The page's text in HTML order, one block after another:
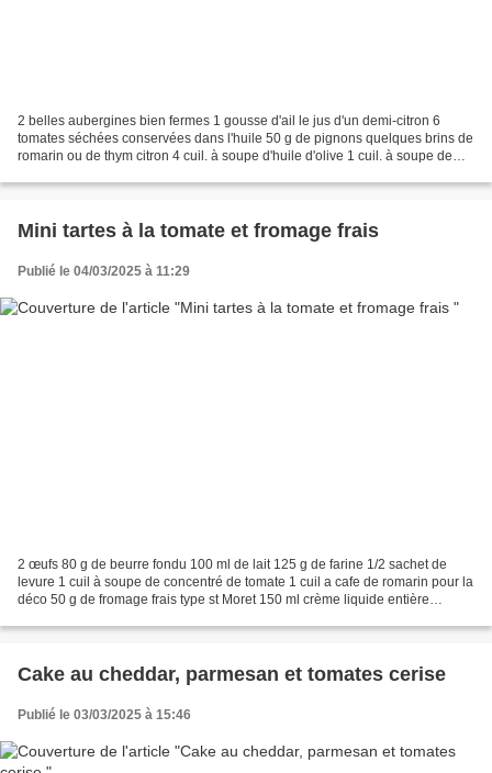
2 belles aubergines bien fermes 1 gousse d'ail le jus d'un demi-citron 6
tomates séchées conservées dans l'huile 50 g de pignons quelques brins de
romarin ou de thym citron 4 cuil. à soupe d'huile d'olive 1 cuil. à soupe de
Mini tartes à la tomate et fromage frais
Publié le 04/03/2025 à 11:29
2 œufs 80 g de beurre fondu 100 ml de lait 125 g de farine 1/2 sachet de
levure 1 cuil à soupe de concentré de tomate 1 cuil a cafe de romarin pour la
déco 50 g de fromage frais type st Moret 150 ml crème liquide entière
Cake au cheddar, parmesan et tomates cerise
Publié le 03/03/2025 à 15:46